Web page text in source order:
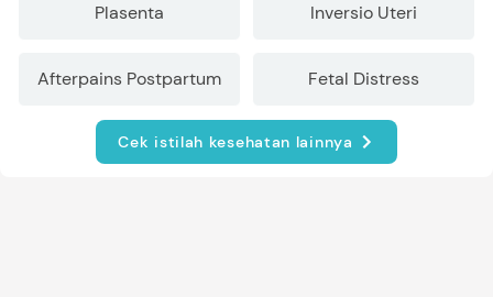
Plasenta Inversio Uteri
Afterpains Postpartum Fetal Distress
Cek istilah kesehatan lainnya